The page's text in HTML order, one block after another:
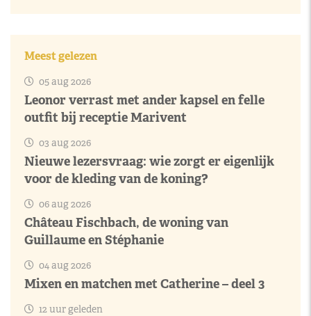
Meest gelezen
05 aug 2026
Leonor verrast met ander kapsel en felle
outfit bij receptie Marivent
03 aug 2026
Nieuwe lezersvraag: wie zorgt er eigenlijk
voor de kleding van de koning?
06 aug 2026
Château Fischbach, de woning van
Guillaume en Stéphanie
04 aug 2026
Mixen en matchen met Catherine – deel 3
12 uur geleden